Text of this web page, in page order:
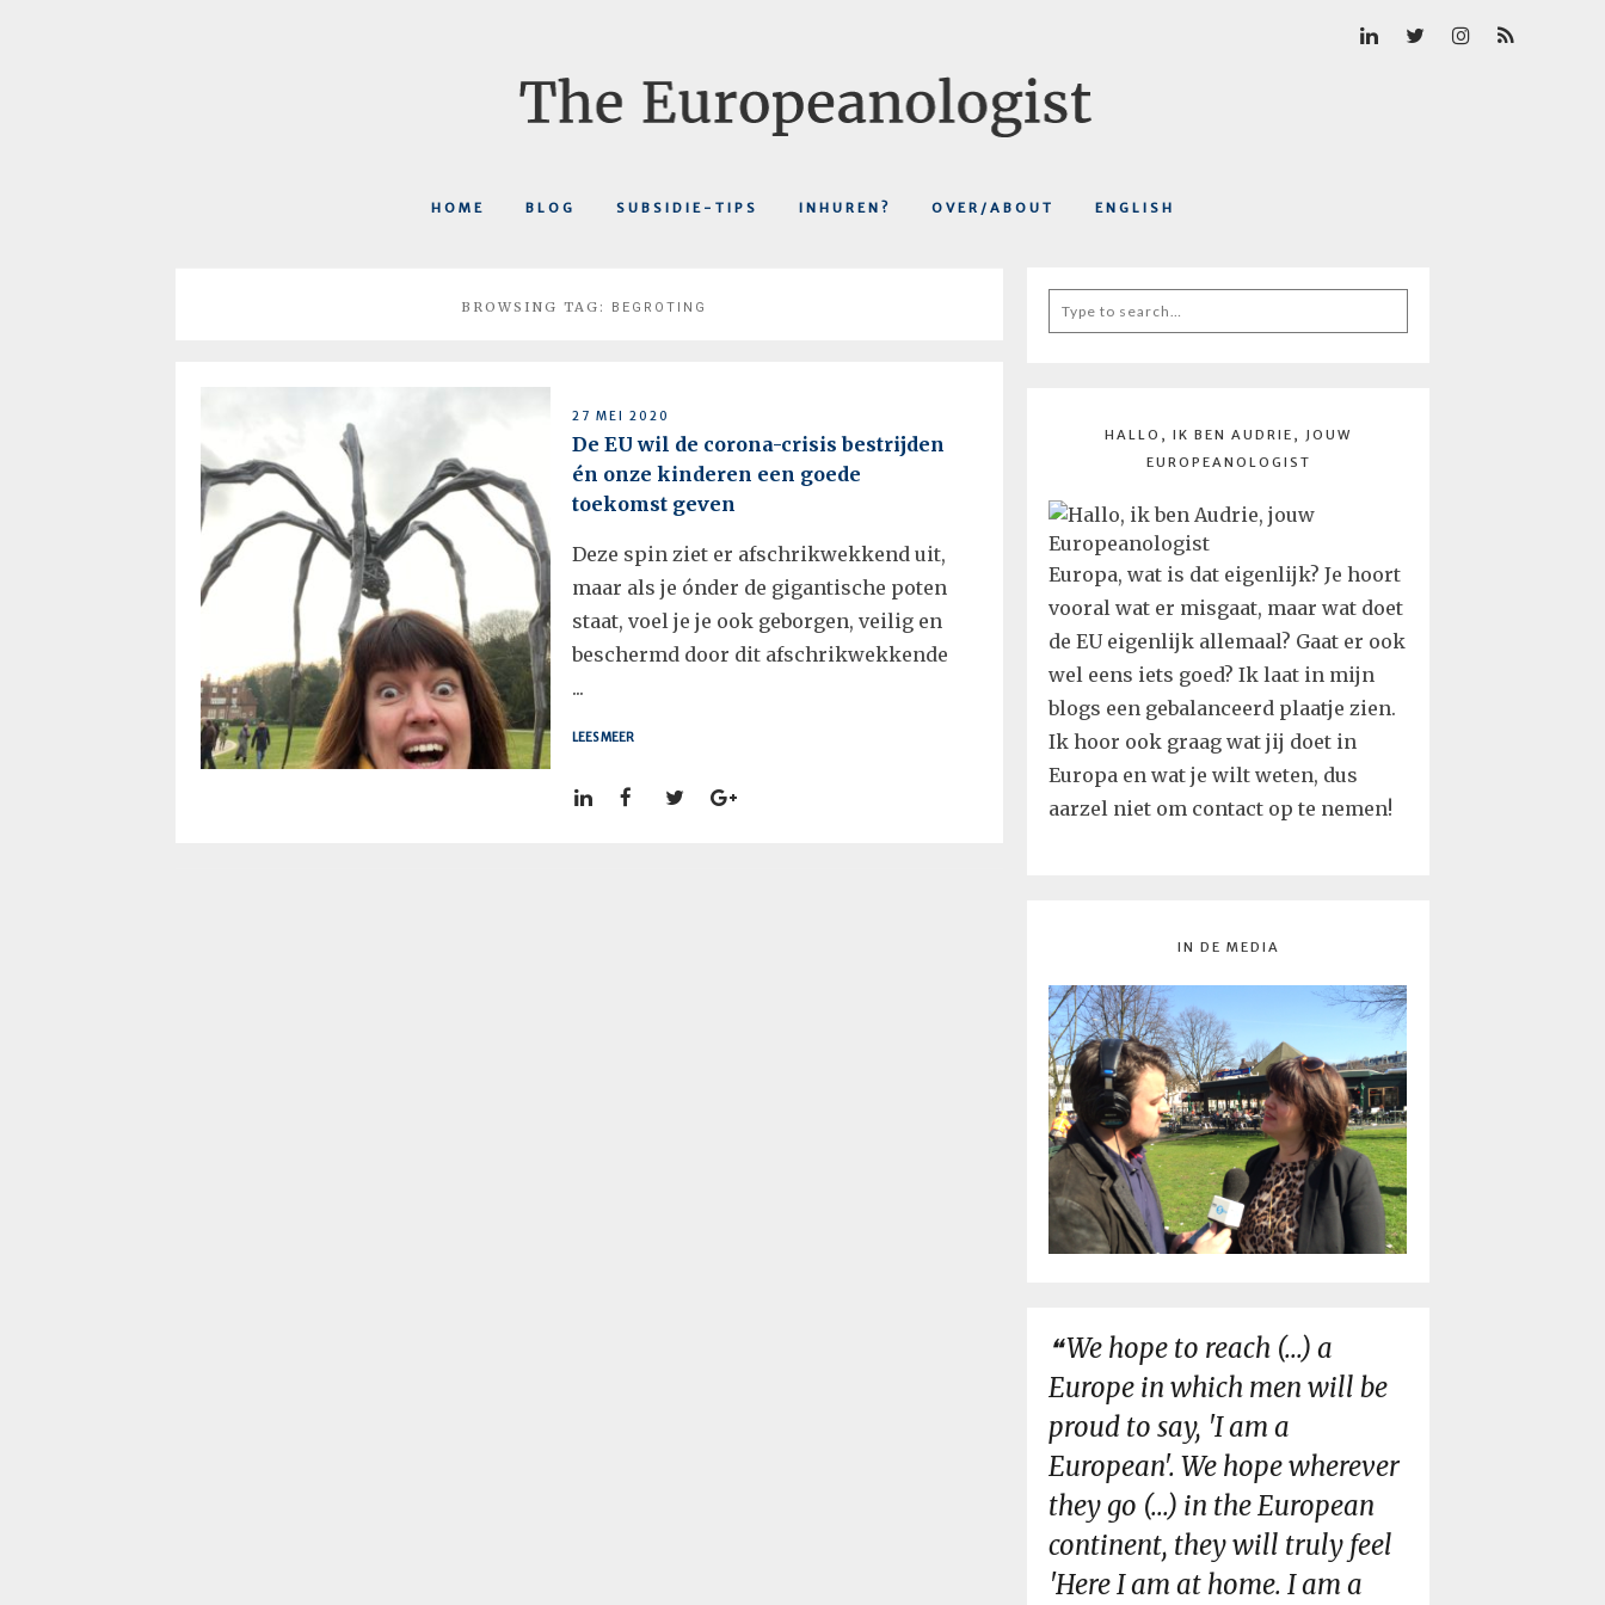
HOME BLOG SUBSIDIE-TIPS INHUREN? OVER/ABOUT ENGLISH
BROWSING TAG: BEGROTING
27 MEI 2020
De EU wil de corona-crisis bestrijden
én onze kinderen een goede
toekomst geven
Deze spin ziet er afschrikwekkend uit,
maar als je ónder de gigantische poten
staat, voel je je ook geborgen, veilig en
beschermd door dit afschrikwekkende
...
LEES MEER
Search
for:
HALLO, IK BEN AUDRIE, JOUW
EUROPEANOLOGIST
Europa, wat is dat eigenlijk? Je hoort
vooral wat er misgaat, maar wat doet
de EU eigenlijk allemaal? Gaat er ook
wel eens iets goed? Ik laat in mijn
blogs een gebalanceerd plaatje zien.
Ik hoor ook graag wat jij doet in
Europa en wat je wilt weten, dus
aarzel niet om contact op te nemen!
IN DE MEDIA
We hope to reach (...) a
Europe in which men will be
proud to say, 'I am a
European'. We hope wherever
they go (...) in the European
continent, they will truly feel
'Here I am at home. I am a